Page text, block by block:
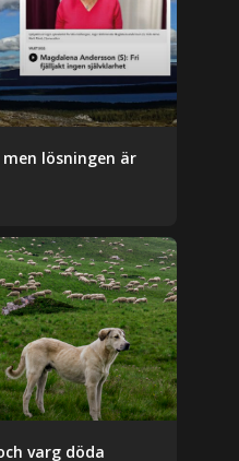
lösningen är
varg döda